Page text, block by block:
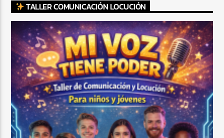
TALLER COMUNICACIÓN LOCUCIÓN